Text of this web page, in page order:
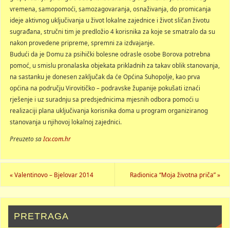
vremena, samopomoći, samozagovaranja, osnaživanja, do promicanja
ideje aktivnog uključivanja u život lokalne zajednice i život sličan životu
sugrađana, stručni tim je predložio 4 korisnika za koje se smatralo da su
nakon provedene pripreme, spremni za izdvajanje.
Budući da je Domu za psihički bolesne odrasle osobe Borova potrebna
pomoć, u smislu pronalaska objekata prikladnih za takav oblik stanovanja,
na sastanku je donesen zaključak da će Općina Suhopolje, kao prva
općina na području Virovitičko – podravske županije pokušati iznaći
rješenje i uz suradnju sa predsjednicima mjesnih odbora pomoći u
realizaciji plana uključivanja korisnika doma u program organiziranog
stanovanja u njihovoj lokalnoj zajednici.
Preuzeto saIcv.com.hr
«Valentinovo – Bjelovar 2014 Radionica “Moja životna priča”»
PRETRAGA